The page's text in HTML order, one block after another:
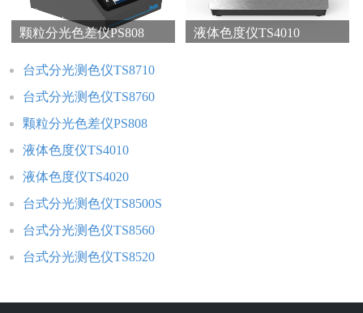
颗粒分光色差仪PS808 液体色度仪TS4010
台式分光测色仪TS8710
台式分光测色仪TS8760
颗粒分光色差仪PS808
液体色度仪TS4010
液体色度仪TS4020
台式分光测色仪TS8500S
台式分光测色仪TS8560
台式分光测色仪TS8520